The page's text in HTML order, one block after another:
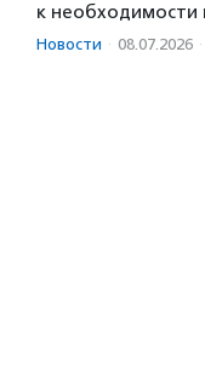
к необходимости
Новости · 08.07.2026 ·